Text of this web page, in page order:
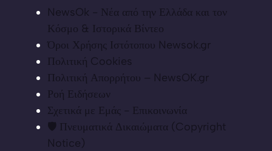
NewsOk - Νέα από την Ελλάδα και τον
Κόσμο & Ιστορικά Βίντεο
Όροι Χρήσης Ιστότοπου Newsok.gr
Πολιτική Cookies
Πολιτική Απορρήτου – NewsOK.gr
Ροή Ειδήσεων
Σχετικά με Εμάς - Επικοινωνία
🛡️ Πνευματικά Δικαιώματα (Copyright
Notice)